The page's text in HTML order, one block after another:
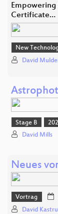
Certificate…
New
David
Stage B
David Mills
Neues
Vortrag
David